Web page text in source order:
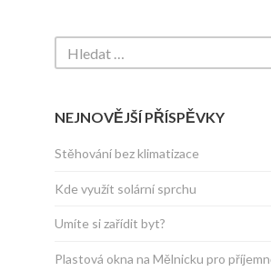
NEJNOVĚJŠÍ PŘÍSPĚVKY
Stěhování bez klimatizace
Kde využít solární sprchu
Umíte si zařídit byt?
Plastová okna na Mělnicku pro